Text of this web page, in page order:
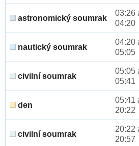
astronomický soumrak
03:26
04:20
nautický soumrak
04:20
05:05
civilní soumrak
05:05
05:41
den
05:41
20:22
civilní soumrak
20:22
20:57